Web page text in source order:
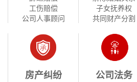
工伤赔偿
公司人事顾问
子女抚养权
共同财产分割
房产纠纷 公司法务